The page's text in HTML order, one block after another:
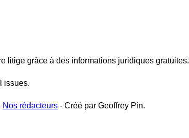
litige grâce à des informations juridiques gratuites.
issues.
Nos rédacteurs - Créé par Geoffrey Pin.